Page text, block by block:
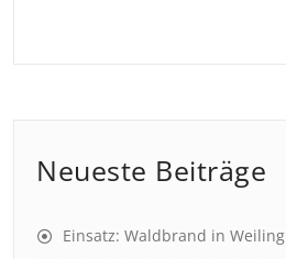
Neueste Beiträge
Einsatz: Waldbrand in Weiling